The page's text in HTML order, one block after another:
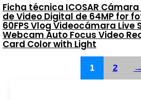
Ficha técnica ICOSAR
de Video Digital de 64MP for
60FPS Vlog Videocámara Live
Webcam Auto Focus Video
Card Color with Light
1 2 →